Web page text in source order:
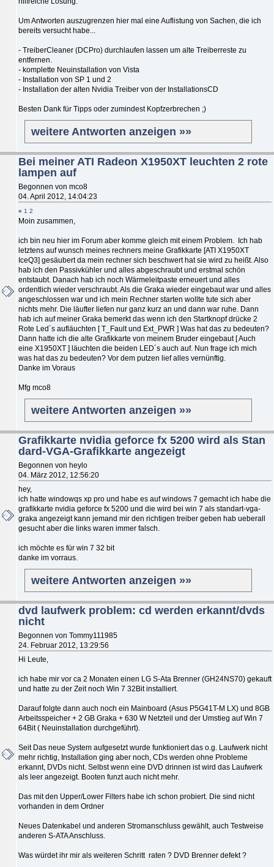
Um Antworten auszugrenzen hier mal eine Auflistung von Sachen, die ich
bereits versucht habe...
- TreiberCleaner (DCPro) durchlaufen lassen um alte Treiberreste zu
entfernen.
- komplette Neuinstallation von Vista
- Installation von SP 1 und 2
- Installation der alten Nvidia Treiber von der InstallationsCD
Besten Dank für Tipps oder zumindest Kopfzerbrechen ;)
weitere Antworten anzeigen »»
Bei meiner ATI Radeon X1950XT leuchten 2 rote
lampen auf
Begonnen von mco8
04. April 2012, 14:04:23
« 1 2
Moin zusammen,
ich bin neu hier im Forum aber komme gleich mit einem Problem. Ich hab
letztens auf wunsch meines rechners meine Grafikkarte [ATI X1950XT
IceQ3] gesäubert da mein rechner sich beschwert hat sie wird zu heißt. Also
hab ich den Passivkühler und alles abgeschraubt und erstmal schön
entstaubt. Danach hab ich noch Wärmeleitpaste erneuert und alles
ordentlich wieder verschraubt. Als die Graka wieder eingebaut war und alles
angeschlossen war und ich mein Rechner starten wollte tute sich aber
nichts mehr. Die läufter liefen nur ganz kurz an und dann war ruhe. Dann
hab ich auf meiner Graka bemerkt das wenn ich den Startknopf drücke 2
Rote Led´s aufläuchten [ T_Fault und Ext_PWR ] Was hat das zu bedeuten?
Dann hatte ich die alte Grafikkarte von meinem Bruder eingebaut [ Auch
eine X1950XT ] läuchten die beiden LED´s auch auf. Nun frage ich mich
was hat das zu bedeuten? Vor dem putzen lief alles vernünftig.
Danke im Voraus
Mfg mco8
weitere Antworten anzeigen »»
Grafikkarte nvidia geforce fx 5200 wird als Stan
dard-VGA-Grafikkarte angezeigt
Begonnen von heylo
04. März 2012, 12:56:20
hey,
ich hatte windowqs xp pro und habe es auf windows 7 gemacht ich habe die
grafikkarte nvidia geforce fx 5200 und die wird bei win 7 als standart-vga-
graka angezeigt kann jemand mir den richtigen treiber geben hab ueberall
gesucht aber die links waren immer falsch.
ich möchte es für win 7 32 bit
danke im vorraus.
weitere Antworten anzeigen »»
dvd laufwerk problem: cd werden erkannt/dvds
nicht
Begonnen von Tommy111985
24. Februar 2012, 13:29:56
Hi Leute,
ich habe mir vor ca 2 Monaten einen LG S-Ata Brenner (GH24NS70) gekauft
und hatte zu der Zeit noch Win 7 32Bit installiert.
Darauf folgte dann auch noch ein Mainboard (Asus P5G41T-M LX) und 8GB
Arbeitsspeicher + 2 GB Graka + 630 W Netzteil und der Umstieg auf Win 7
64Bit ( Neuinstallation durchgeführt).
Seit Das neue System aufgesetzt wurde funktioniert das o.g. Laufwerk nicht
mehr richtig, Installation ging aber noch, CDs werden ohne Probleme
erkannt, DVDs nicht. Selbst wenn eine DVD drinnen ist wird das Laufwerk
als leer angezeigt. Booten funzt auch nicht mehr.
Das mit den Upper/Lower Filters habe ich schon probiert. Die sind nicht
vorhanden in dem Ordner
Neues Datenkabel und anderen Stromanschluss gewählt, auch Testweise
anderen S-ATA Anschluss.
Was würdet ihr mir als weiteren Schritt raten ? DVD Brenner defekt ?